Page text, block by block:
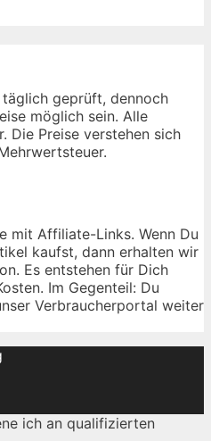
geprüft, dennoch
möglich sein. Alle
Die Preise verstehen sich
mit Affiliate-Links. Wenn Du
kaufst, dann erhalten wir
Es entstehen für Dich
Im Gegenteil: Du
Verbraucherportal weiter
ich an qualifizierten